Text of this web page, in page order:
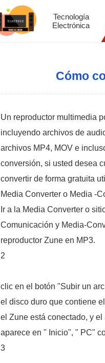
Tecnología
Electrónica
Cómo
Un reproductor multimedia
incluyendo archivos de
archivos MP4, MOV e
conversión, si usted desea
convertir de forma gratuita
Media Converter o Media -
Ir a la Media Converter o
Comunicación y Media-
reproductor Zune en MP3.
2
clic en el botón "Subir un
el disco duro que contiene
el Zune está conectado, y
aparece en " Inicio", " PC"
3